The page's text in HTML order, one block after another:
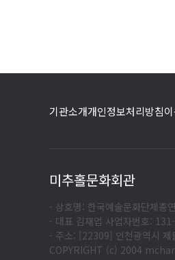
기관소개개인정보처리방침
미추홀문화회관
- 상호명: 한국예술문화단체총
- 대표 김재업 사업자번호:
- 주소: [22309] 인천광역시
COPYRIGHT (c) 2004